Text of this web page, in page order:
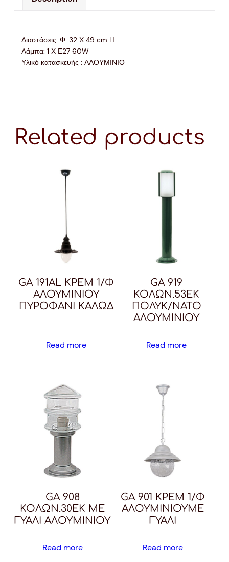
Διαστάσεις: Φ: 32 Χ 49 cm H
Λάμπα: 1 Χ Ε27 60W
Υλικό κατασκευής : ΑΛΟΥΜΙΝΙΟ
Related products
GA 191AL ΚΡΕΜ 1/Φ
ΑΛΟΥΜΙΝΙΟΥ
ΠΥΡΟΦΑΝΙ ΚΑΛΩΔ
Read more
GA 919
ΚΟΛΩΝ.53ΕΚ
ΠΟΛΥΚ/ΝΑΤΟ
ΑΛΟΥΜΙΝΙΟΥ
Read more
GA 908
ΚΟΛΩΝ.30ΕΚ ΜΕ
ΓΥΑΛΙ ΑΛΟΥΜΙΝΙΟΥ
Read more
GA 901 ΚΡΕΜ 1/Φ
ΑΛΟΥΜΙΝΙΟΥΜΕ
ΓΥΑΛΙ
Read more